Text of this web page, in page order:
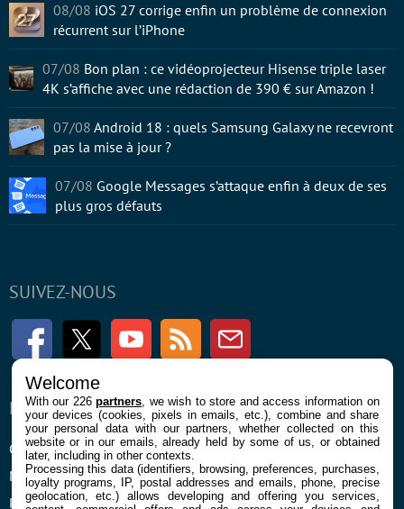
SUIVEZ-NOUS
FacebookTwitter Youtube RSS Newsletter
ENTREPRISE
Confidentialité et Cookies
Mentions légales et CGU
Préférences Cookies
À PROPOS
Contact
08/08 iOS 27 corrige enfin un problème de connexion
récurrent sur l’iPhone
07/08 Bon plan : ce vidéoprojecteur Hisense triple laser
4K s’affiche avec une rédaction de 390 € sur Amazon !
07/08 Android 18 : quels Samsung Galaxy ne recevront
pas la mise à jour ?
07/08 Google Messages s’attaque enfin à deux de ses
plus gros défauts
Welcome
With our 226partners , we wish to store and access information on
your devices (cookies, pixels in emails, etc.), combine and share
your personal data with our partners, whether collected on this
website or in our emails, already held by some of us, or obtained
later, including in other contexts.
Processing this data (identifiers, browsing, preferences, purchases,
loyalty programs, IP, postal addresses and emails, phone, precise
geolocation, etc.) allows developing and offering you services,